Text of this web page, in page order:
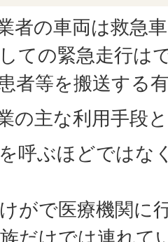
者の車両は救急
ての緊急走行は
者等を搬送する
の主な利用手段
を呼ぶほどではな
けがで医療機関に